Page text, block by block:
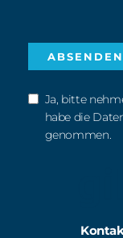
Ja, bitte
habe die
genommen.